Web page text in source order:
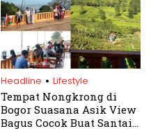
Headline . Lifestyle
Tempat Nongkrong di
Bogor Suasana Asik View
Bagus Cocok Buat Santai